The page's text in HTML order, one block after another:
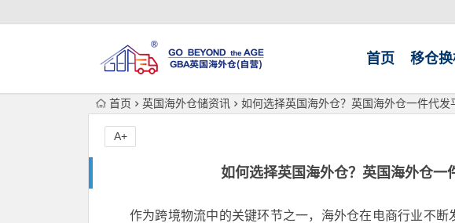
首页 移仓
首页 英国海外仓储资讯 如何选择英国海外仓？英国海外仓一件代发
如何选择英国海外仓？英国海外仓一
A+
作为跨境物流中的关键环节之一，海外仓在电商行业不